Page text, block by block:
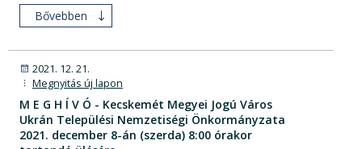
Bővebben
2021. 12. 21.
Megnyitás új lapon
M E G H Í V Ó - Kecskemét Megyei Jogú Város
Ukrán Települési Nemzetiségi Önkormányzata
2021. december 8-án (szerda) 8:00 órakor